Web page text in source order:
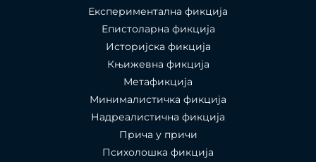
Експериментална фикција
Епистоларна фикција
Историјска фикција
Књижевна фикција
Метафикција
Минималистичка фикција
Надреалистична фикција
Прича у причи
Психолошкa фикција